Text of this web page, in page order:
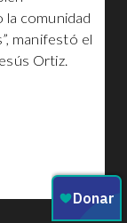
comunidad
manifestó el
Ortiz.